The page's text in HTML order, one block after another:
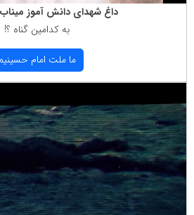
داغ شهدای دانش آموز
به كدامین گناه ؟!
ما ملت امام